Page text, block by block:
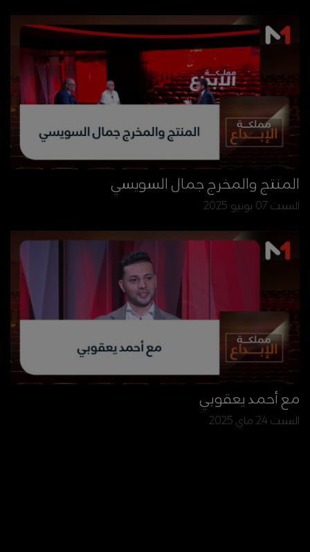
المنتج والمخرج جمال السويسي
السبت 07 يونيو 2025
مع أحمد يعقوبي
السبت 24 ماي 2025